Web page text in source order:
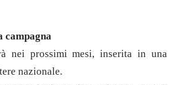
campagna
nei prossimi mesi, inserita in una
nazionale.